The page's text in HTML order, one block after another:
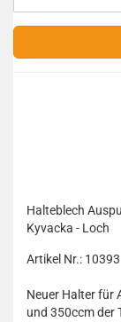
Halteblech
Kyvacka - Loch
Artikel Nr.: 10393
Neuer Halter für
und 350ccm der